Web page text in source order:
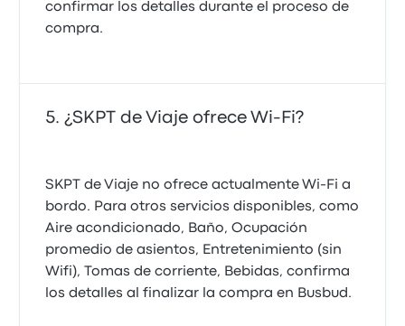
confirmar los detalles durante el proceso de
compra.
¿SKPT de Viaje ofrece Wi-Fi?
SKPT de Viaje no ofrece actualmente Wi-Fi a
bordo. Para otros servicios disponibles, como
Aire acondicionado, Baño, Ocupación
promedio de asientos, Entretenimiento (sin
Wifi), Tomas de corriente, Bebidas, confirma
los detalles al finalizar la compra en Busbud.